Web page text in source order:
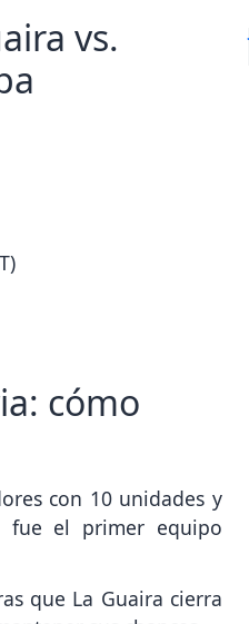
vs.
cómo
con 10 unidades y
fue el primer equipo
que La Guaira cierra